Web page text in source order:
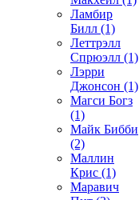
Ламбир
Билл (1)
Леттрэлл
Спрюэлл (1)
Лэрри
Джонсон (1)
Магси Богз
(1)
Майк Бибби
(2)
Маллин
Крис (1)
Маравич